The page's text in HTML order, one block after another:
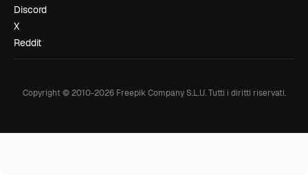
Discord
X
Reddit
Copyright © 2010-2026Freepik Company S.L.U. Tutti i diritti riservati.